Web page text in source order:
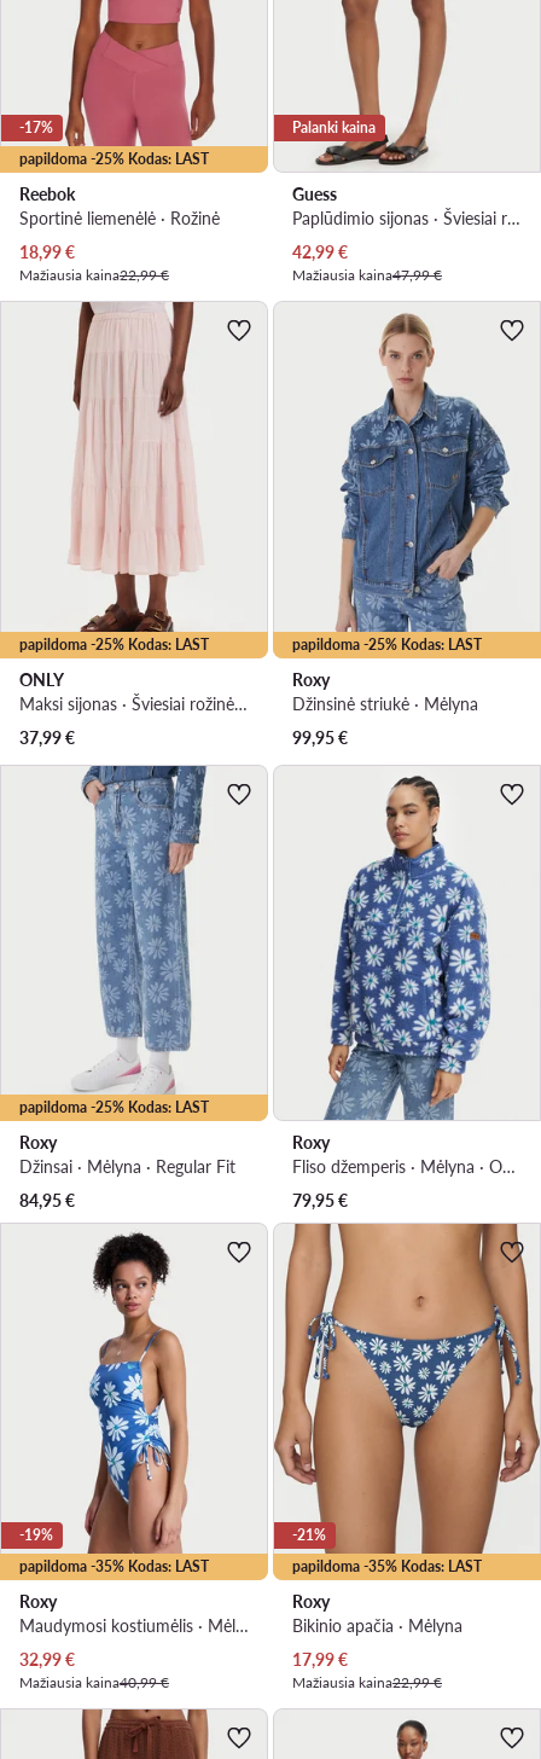
papildoma -25% Kodas: LAST
-17%
Reebok
Sportinė liemenėlė · Rožinė
Dabartinė kaina
18,99€
Mažiausia kaina22,99 €
Palanki kaina
Guess
Paplūdimio sijonas · Šviesiai rožinė
Dabartinė kaina
42,99€
Mažiausia kaina47,99 €
papildoma -25% Kodas: LAST
ONLY
Maksi sijonas · Šviesiai rožinė · Maksi
37,99€
papildoma -25% Kodas: LAST
Roxy
Džinsinė striukė · Mėlyna
99,95€
papildoma -25% Kodas: LAST
Roxy
Džinsai · Mėlyna · Regular Fit
84,95€
Roxy
Fliso džemperis · Mėlyna · Oversize
79,95€
papildoma -35% Kodas: LAST
-19%
Roxy
Maudymosi kostiumėlis · Mėlyna
Dabartinė kaina
32,99€
Mažiausia kaina40,99 €
papildoma -35% Kodas: LAST
-21%
Roxy
Bikinio apačia · Mėlyna
Dabartinė kaina
17,99€
Mažiausia kaina22,99 €